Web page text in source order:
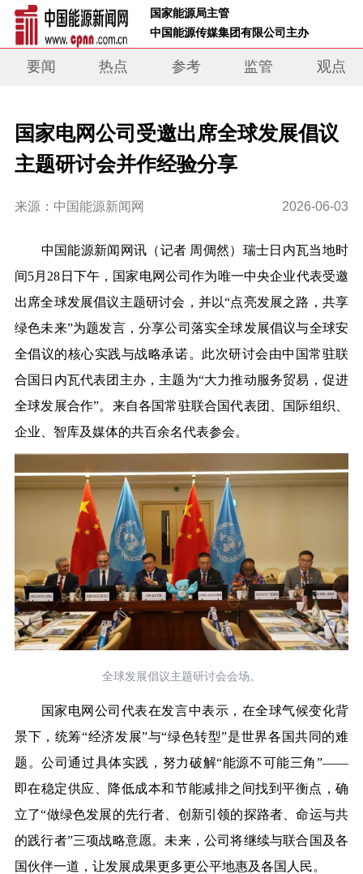
国家能源局主管
中国能源传媒集团有限公司主办
要闻 热点 参考 监管 观点
国家电网公司受邀出席全球发展倡议
主题研讨会并作经验分享
来源：中国能源新闻网 2026-06-03
中 国能源新闻网讯（记者 周倜然）瑞士日内瓦当地时
间5月28日下午， 国家电网公司作为唯一中央企业代表受邀
出席全球发展倡议主题研讨会 ，并以“点亮发展之路，共享
绿色未来”为题发言，分享公司落实全球发展倡议与全球安
全倡议的核心实践与战略承诺。此次研讨会由中 国常驻联
合国日内瓦代表团主办，主题为“大力推动服务贸易，促进
全球发展合作”。来自各国常驻联合国代表团、国际组织、
企业、智库及媒体的共百余名代表参会。
全球发展倡议主题研讨会会场。
国家电网公司代表在发言中表示，在全球气候变化背
景下，统筹“经济发展”与“绿色转型”是世界各国共同的难
题。公司通过具体实践，努力破解“能源不可能三角”——
即在稳定供应、降低成本和节能减排之间找到平衡点 ，确
立了“做绿色发展的先行者、创新引领的探路者、命运与共
的践行者”三项战略意愿。未来，公司将继续与联合国及各
国伙伴一道，让发展成果更多更公平地惠及各国人民。